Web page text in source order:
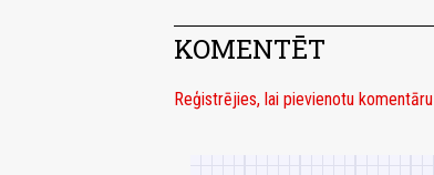
KOMENTĒT
Reģistrējies, lai pievienotu komentāru